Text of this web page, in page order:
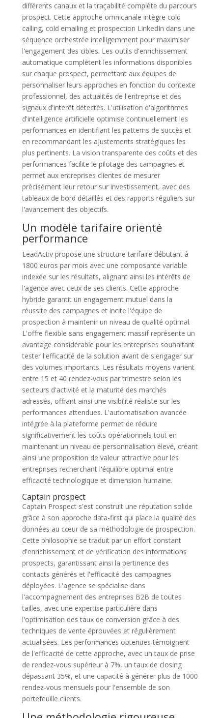
différents canaux et la traçabilité complète du parcours
prospect. Cette approche omnicanale intègre cold
calling, cold emailing et prospection LinkedIn dans une
séquence orchestrée intelligemment pour maximiser
l'engagement des cibles. Les outils d'enrichissement
automatique complètent les informations disponibles
sur chaque prospect, permettant aux équipes de
personnaliser leurs approches en fonction du contexte
professionnel, des actualités de l'entreprise et des
signaux d'intérêt détectés. L'utilisation d'algorithmes
d'intelligence artificielle optimise continuellement les
performances en identifiant les patterns de succès et
en recommandant les ajustements stratégiques les
plus pertinents. La vision transparente des coûts et des
performances facilite le pilotage des campagnes et
permet aux entreprises clientes de mesurer
précisément leur retour sur investissement, avec des
tableaux de bord détaillés et des rapports réguliers sur
l'avancement des objectifs.
Un modèle tarifaire orienté
performance
LeadActiv propose une structure tarifaire débutant à
1800 euros par mois avec une composante variable
indexée sur les résultats, alignant ainsi les intérêts de
l'agence avec ceux de ses clients. Cette approche
hybride garantit un engagement mutuel dans la
réussite des campagnes et incite l'équipe de
prospection à maintenir un niveau de qualité optimal.
L'offre flexible sans engagement massif représente un
avantage considérable pour les entreprises souhaitant
tester l'efficacité de la solution avant de s'engager sur
des volumes importants. Les résultats moyens varient
entre 15 et 40 rendez-vous par trimestre selon les
secteurs d'activité et la maturité des marchés
adressés, offrant ainsi une visibilité réaliste sur les
performances attendues. L'automatisation avancée
intégrée à la plateforme permet de réduire
significativement les coûts opérationnels tout en
maintenant un niveau de personnalisation élevé, créant
ainsi une proposition de valeur attractive pour les
entreprises recherchant l'équilibre optimal entre
efficacité technologique et dimension humaine.
Captain prospect
Captain Prospect s'est construit une réputation solide
grâce à son approche data-first qui place la qualité des
données au cœur de sa méthodologie de prospection.
Cette philosophie se traduit par un effort constant
d'enrichissement et de vérification des informations
prospects, garantissant ainsi la pertinence des
contacts générés et l'efficacité des campagnes
déployées. L'agence se spécialise dans
l'accompagnement des entreprises B2B de toutes
tailles, avec une expertise particulière dans
l'optimisation des taux de conversion grâce à des
techniques de vente éprouvées et régulièrement
actualisées. Les performances obtenues témoignent
de l'efficacité de cette approche, avec un taux de prise
de rendez-vous supérieur à 7%, un taux de closing
dépassant 35%, et une capacité à générer plus de 1000
rendez-vous mensuels pour l'ensemble de son
portefeuille clients.